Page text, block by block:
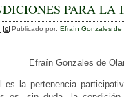
PARA LA
Publicado por: Efraín Gonzales de
Efraín Gonzales de
es la pertenencia